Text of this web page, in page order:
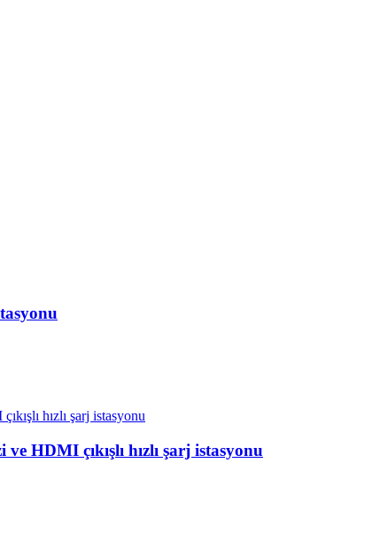
HDMI çıkışlı hızlı şarj istasyonu